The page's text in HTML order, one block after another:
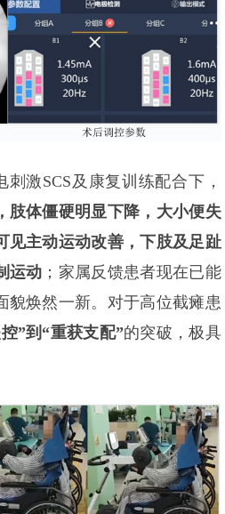
激SCS及康复训练配合下，
肢体僵硬明显下降，大小便失
见主动运动改善，下肢及足趾
运动 ；家属反馈患者现在已能
貌焕然一新。对于高位截瘫患
”到“重获支配”的突破，极具